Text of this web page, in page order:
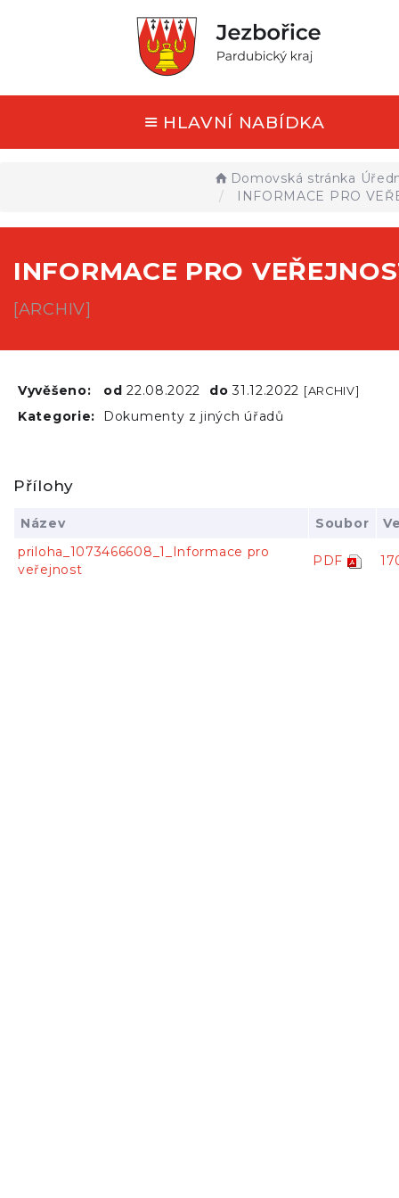
HLAVNÍ NABÍDKA
Domovská stránka
INFORMACE PRO
INFORMACE PRO
[ARCHIV]
Vyvěšeno: od22.08.2022 do31.12.2022 [ARCHIV]
Kategorie: Dokumenty z jiných úřadů
Přílohy
Název Soubor
priloha_1073466608_1_Informace pro
veřejnost
PDF